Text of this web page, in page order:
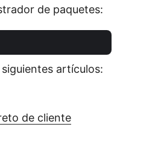
de paquetes:
artículos:
de cliente